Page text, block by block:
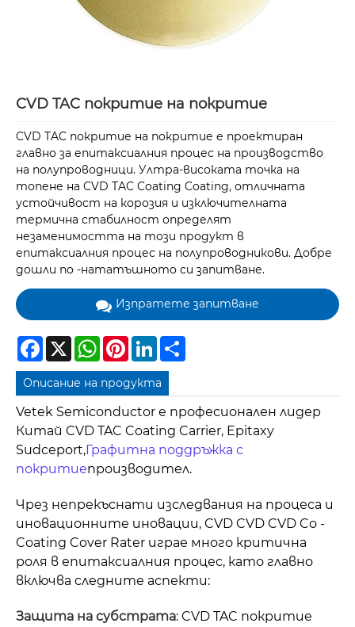
CVD TAC покритие на покритие
CVD TAC покритие на покритие е проектиран
главно за епитаксиалния процес на производство
на полупроводници. Ултра-високата точка на
топене на CVD TAC Coating Coating, отличната
устойчивост на корозия и изключителната
термична стабилност определят
незаменимостта на този продукт в
епитаксиалния процес на полупроводникови. Добре
дошли по -нататъшното си запитване.
Изпратете запитване
Facebook
X WhatsAppPinterestLinkedIn
Описание на продукта
Vetek Semiconductor е професионален лидер
Китай CVD TAC Coating Carrier, Epitaxy
Sudceport,Графитна поддръжка с
покритиепроизводител.
Чрез непрекъснати изследвания на процеса и
иновационните иновации, CVD CVD CVD Co -
Coating Cover Rater играе много критична
роля в епитаксиалния процес, като главно
включва следните аспекти:
Защита на субстрата: CVD TAC покритие